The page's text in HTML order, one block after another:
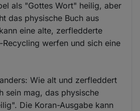
als "Gottes Wort" heilig, aber
das physische Buch aus
eine alte, zerfledderte
werfen und sich eine
Wie alt und zerfleddert
sein mag, das physische
Die Koran-Ausgabe kann